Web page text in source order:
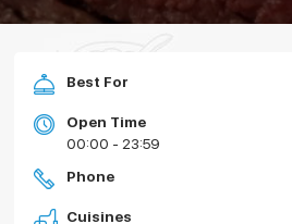
Google+
Best For
Open Time
00:00 - 23:59
Phone
Cuisines